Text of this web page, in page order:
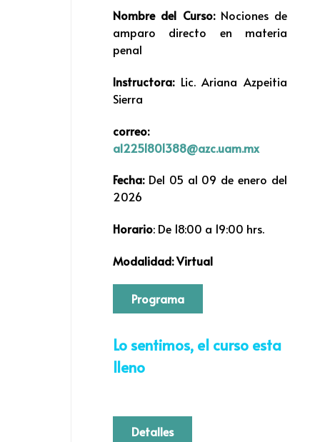
Nombre del Curso:Nociones de
amparo directo en materia
penal
Instructora: Lic. Ariana Azpeitia
Sierra
correo:
al2251801388@azc.uam.mx
Fecha:Del 05 al 09 de enero del
2026
Horario: De 18:00 a 19:00 hrs.
Modalidad: Virtual
Programa
Lo sentimos, el curso esta
lleno
Detalles